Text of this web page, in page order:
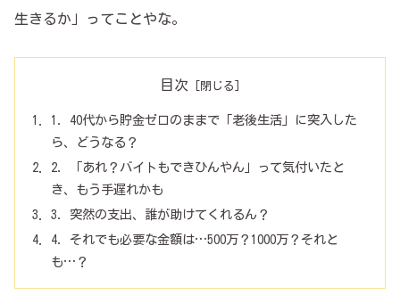
生きるか」ってことやな。
目次
1．40代から貯金ゼロのままで「老後生活」に突入した
ら、どうなる？
2．「あれ？バイトもできひんやん」って気付いたと
き、もう手遅れかも
3．突然の支出、誰が助けてくれるん？
4．それでも必要な金額は…500万？1000万？それと
も…？